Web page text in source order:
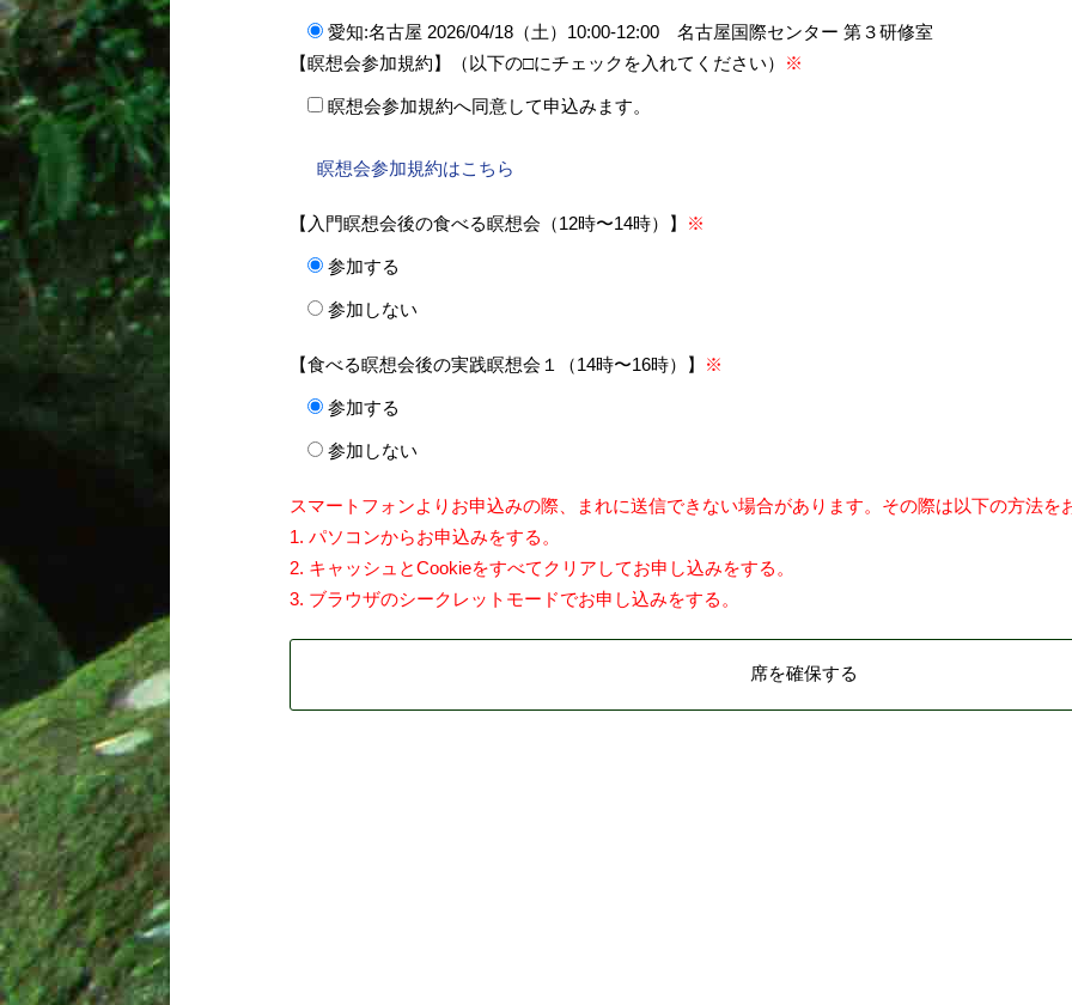
愛知:名古屋 2026/04/18（土）10:00-12:00 名古屋国際センター 第３研修室
【瞑想会参加規約】（以下の□にチェックを入れてください）
※
瞑想会参加規約へ同意して申込みます。
瞑想会参加規約はこちら
【入門瞑想会後の食べる瞑想会（12時〜14時）】 ※
参加する
参加しない
【食べる瞑想会後の実践瞑想会１（14時〜16時）】 ※
参加する
参加しない
スマートフォンよりお申込みの際、まれに送信できない場合があります。その際は以下の方法を
1. パソコンからお申込みをする。
2. キャッシュとCookieをすべてクリアしてお申し込みをする。
3. ブラウザのシークレットモードでお申し込みをする。